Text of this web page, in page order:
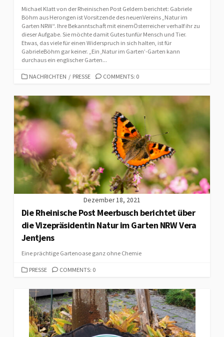
Michael Klatt von der Rheinischen Post Geldern berichtet: Gabriele
Böhm aus Herongen ist Vorsitzende des neuenVereins „Natur im
Garten NRW“. Ihre Bekanntschaft mit einemÖsterreicher verhalf ihr zu
dieser Aufgabe. Sie möchte damit Gutes tunfür Mensch und Tier.
Etwas, das viele für einen Widerspruch in sich halten, ist für
GabrieleBöhm gar keiner. „Ein ,Natur im Garten’-Garten kann
durchaus ein englischer Garten...
CATEGORIES
NACHRICHTEN / PRESSE COMMENTS: 0
Dezember 18, 2021
Die Rheinische Post Meerbusch berichtet über
die Vizepräsidentin Natur im Garten NRW Vera
Jentjens
Eine prächtige Gartenoase ganz ohne Chemie
CATEGORIES
PRESSE COMMENTS: 0